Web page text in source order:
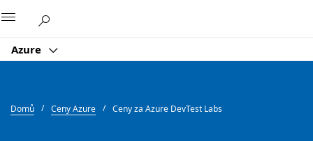
Azure
Domů Ceny Azure Ceny za Azure DevTest Labs